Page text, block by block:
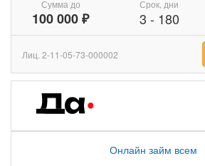
Сумма до
100 000 ₽
Срок, дни
3 - 180
Лиц. 2-11-05-73-000002
Онлайн займ всем